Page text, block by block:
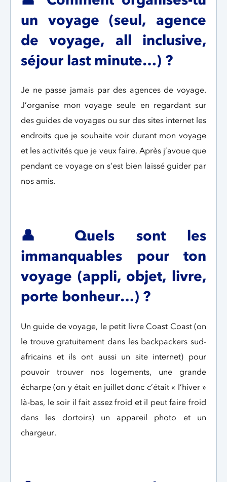
un voyage (seul, agence
de voyage, all inclusive,
séjour last minute…) ?
Je ne passe jamais par des agences de voyage.
J’organise mon voyage seule en regardant sur
des guides de voyages ou sur des sites internet les
endroits que je souhaite voir durant mon voyage
et les activités que je veux faire. Après j’avoue que
pendant ce voyage on s’est bien laissé guider par
nos amis.
👤 Quels sont les
immanquables pour ton
voyage (appli, objet, livre,
porte bonheur…) ?
Un guide de voyage, le petit livre Coast Coast (on
le trouve gratuitement dans les backpackers sud-
africains et ils ont aussi un site internet) pour
pouvoir trouver nos logements, une grande
écharpe (on y était en juillet donc c’était « l’hiver »
là-bas, le soir il fait assez froid et il peut faire froid
dans les dortoirs) un appareil photo et un
chargeur.